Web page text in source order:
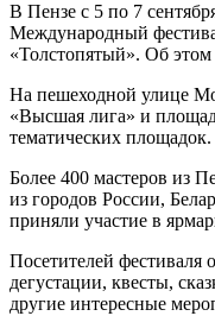
В Пензе с 5 по 7
Международный
«Толстопятый». Об
На пешеходной улице
«Высшая лига» и
тематических площадок.
Более 400 мастеров из
из городов России,
приняли участие в
Посетителей фестиваля
дегустации, квесты,
другие интересные